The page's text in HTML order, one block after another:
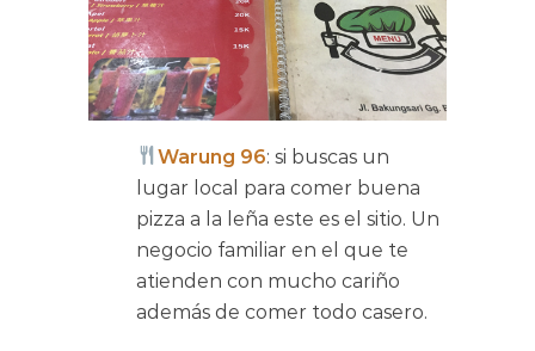
Warung 96: si buscas un
lugar local para comer buena
pizza a la leña este es el sitio. Un
negocio familiar en el que te
atienden con mucho cariño
además de comer todo casero.